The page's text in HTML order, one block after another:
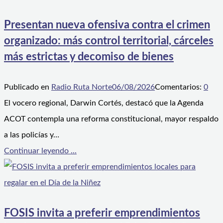
Presentan nueva ofensiva contra el crimen
organizado: más control territorial, cárceles
más estrictas y decomiso de bienes
Publicado en Radio Ruta Norte06/08/2026Comentarios: 0
El vocero regional, Darwin Cortés, destacó que la Agenda
ACOT contempla una reforma constitucional, mayor respaldo
a las policías y…
Continuar leyendo ...
FOSIS invita a preferir emprendimientos